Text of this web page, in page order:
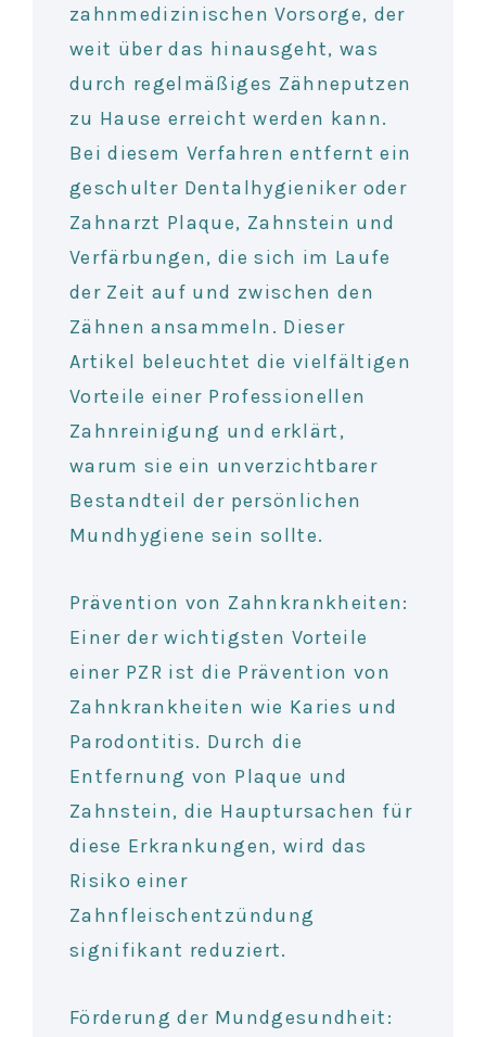
zahnmedizinischen Vorsorge, der
weit über das hinausgeht, was
durch regelmäßiges Zähneputzen
zu Hause erreicht werden kann.
Bei diesem Verfahren entfernt ein
geschulter Dentalhygieniker oder
Zahnarzt Plaque, Zahnstein und
Verfärbungen, die sich im Laufe
der Zeit auf und zwischen den
Zähnen ansammeln. Dieser
Artikel beleuchtet die vielfältigen
Vorteile einer Professionellen
Zahnreinigung und erklärt,
warum sie ein unverzichtbarer
Bestandteil der persönlichen
Mundhygiene sein sollte.
Prävention von Zahnkrankheiten:
Einer der wichtigsten Vorteile
einer PZR ist die Prävention von
Zahnkrankheiten wie Karies und
Parodontitis. Durch die
Entfernung von Plaque und
Zahnstein, die Hauptursachen für
diese Erkrankungen, wird das
Risiko einer
Zahnfleischentzündung
signifikant reduziert.
Förderung der Mundgesundheit: